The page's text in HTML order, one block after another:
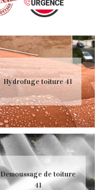
Hydrofuge toiture 41
Demoussage de toiture
41